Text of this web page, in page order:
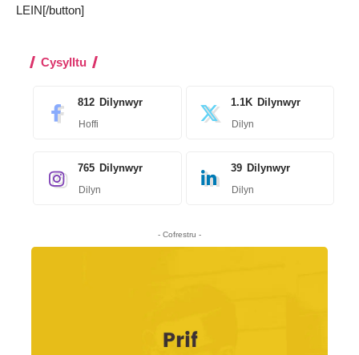
LEIN[/button]
Cysylltu
812 Dilynwyr
Hoffi
1.1K Dilynwyr
Dilyn
765 Dilynwyr
Dilyn
39 Dilynwyr
Dilyn
- Cofrestru -